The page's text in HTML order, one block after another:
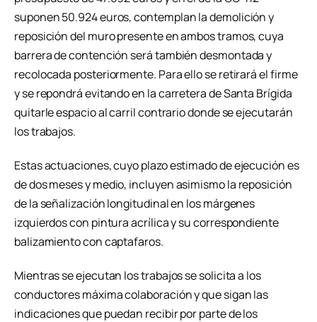
suponen 50.924 euros, contemplan la demolición y
reposición del muro presente en ambos tramos, cuya
barrera de contención será también desmontada y
recolocada posteriormente. Para ello se retirará el firme
y se repondrá evitando en la carretera de Santa Brígida
quitarle espacio al carril contrario donde se ejecutarán
los trabajos.
Estas actuaciones, cuyo plazo estimado de ejecución es
de dos meses y medio, incluyen asimismo la reposición
de la señalización longitudinal en los márgenes
izquierdos con pintura acrílica y su correspondiente
balizamiento con captafaros.
Mientras se ejecutan los trabajos se solicita a los
conductores máxima colaboración y que sigan las
indicaciones que puedan recibir por parte de los